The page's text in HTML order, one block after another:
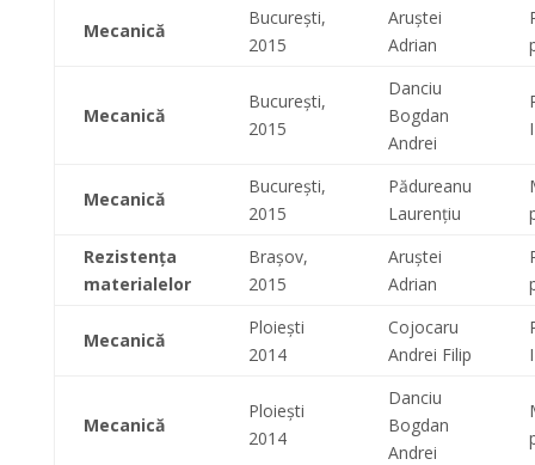
Mecanică
București,
2015
Aruștei
Adrian
Mecanică
București,
2015
Danciu
Bogdan
Andrei
Mecanică
București,
2015
Pădureanu
Laurențiu
Rezistența
materialelor
Brașov,
2015
Aruștei
Adrian
Mecanică
Ploiești
2014
Cojocaru
Andrei Filip
Mecanică
Ploiești
2014
Danciu
Bogdan
Andrei